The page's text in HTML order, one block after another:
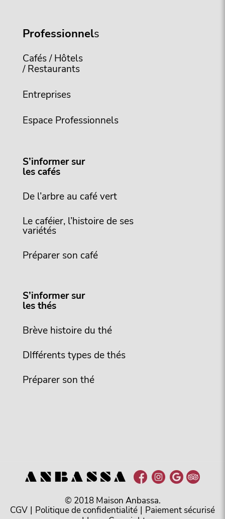
Professionnels
Cafés / Hôtels
/ Restaurants
Entreprises
Espace Professionnels
S’informer sur
les cafés
De l’arbre au café vert
Le caféier, l’histoire de ses
variétés
Préparer son café
S’informer sur
les thés
Brève histoire du thé
DIfférents types de thés
Préparer son thé
© 2018 Maison Anbassa.
CGV | Politique de confidentialité | Paiement sécurisé